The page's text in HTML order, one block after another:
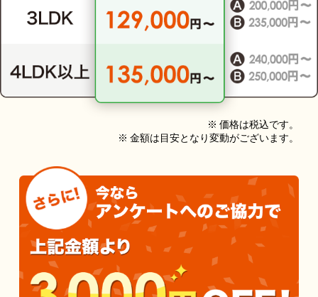
※ 価格は税込です。
※ 金額は目安となり変動がございます。